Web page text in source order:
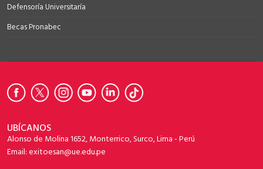
Defensoría Universitaría
Becas Pronabec
UBÍCANOS
Alonso de Molina 1652, Monterrico, Surco, Lima - Perú
Email: exitoesan@ue.edu.pe